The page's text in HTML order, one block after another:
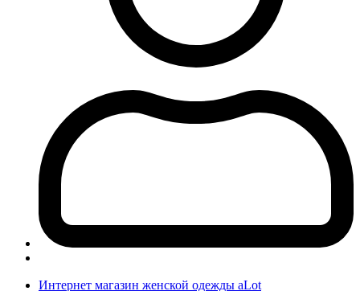
Интернет магазин женской одежды aLot